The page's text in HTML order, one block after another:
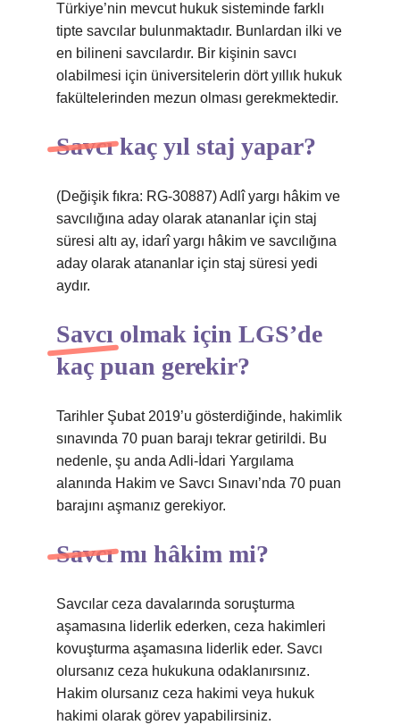
Türkiye’nin mevcut hukuk sisteminde farklı
tipte savcılar bulunmaktadır. Bunlardan ilki ve
en bilineni savcılardır. Bir kişinin savcı
olabilmesi için üniversitelerin dört yıllık hukuk
fakültelerinden mezun olması gerekmektedir.
Savcı kaç yıl staj yapar?
(Değişik fıkra: RG-30887) Adlî yargı hâkim ve
savcılığına aday olarak atananlar için staj
süresi altı ay, idarî yargı hâkim ve savcılığına
aday olarak atananlar için staj süresi yedi
aydır.
Savcı olmak için LGS’de
kaç puan gerekir?
Tarihler Şubat 2019’u gösterdiğinde, hakimlik
sınavında 70 puan barajı tekrar getirildi. Bu
nedenle, şu anda Adli-İdari Yargılama
alanında Hakim ve Savcı Sınavı’nda 70 puan
barajını aşmanız gerekiyor.
Savcı mı hâkim mi?
Savcılar ceza davalarında soruşturma
aşamasına liderlik ederken, ceza hakimleri
kovuşturma aşamasına liderlik eder. Savcı
olursanız ceza hukukuna odaklanırsınız.
Hakim olursanız ceza hakimi veya hukuk
hakimi olarak görev yapabilirsiniz.